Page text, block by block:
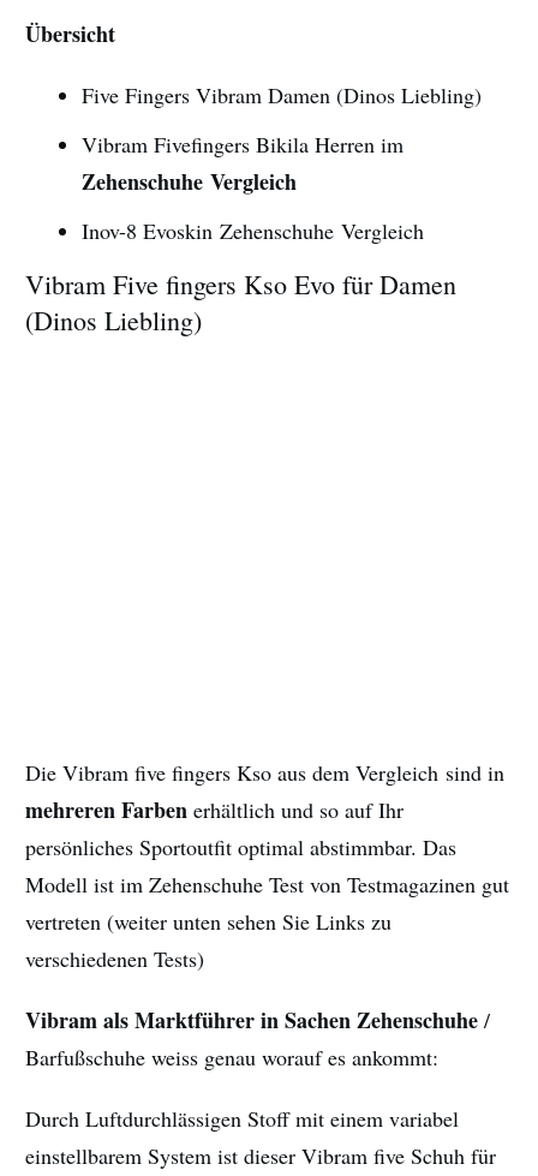
Übersicht
Five Fingers Vibram Damen (Dinos Liebling)
Vibram Fivefingers Bikila Herren im
Zehenschuhe Vergleich
Inov-8 Evoskin Zehenschuhe Vergleich
Vibram Five fingers Kso Evo für Damen
(Dinos Liebling)
Die Vibram five fingers Kso aus dem Vergleich sind in
mehreren Farben erhältlich und so auf Ihr
persönliches Sportoutfit optimal abstimmbar. Das
Modell ist im Zehenschuhe Test von Testmagazinen gut
vertreten (weiter unten sehen Sie Links zu
verschiedenen Tests)
Vibram als Marktführer in Sachen Zehenschuhe /
Barfußschuhe weiss genau worauf es ankommt:
Durch Luftdurchlässigen Stoff mit einem variabel
einstellbarem System ist dieser Vibram five Schuh für